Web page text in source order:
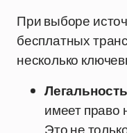
При выборе
бесплатных
несколько
имеет право